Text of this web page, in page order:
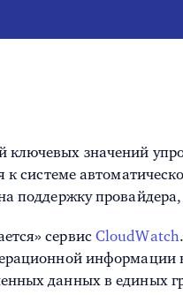
значений
к системе
поддержку
сервис CloudWatch
данных в единых